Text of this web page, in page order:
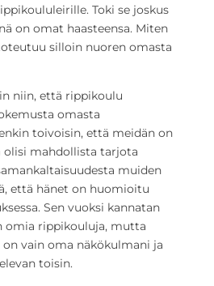
Toki se joskus
on omat haasteensa. Miten
silloin nuoren omasta
niin, että rippikoulu
omasta
toivoisin, että meidän on
olisi mahdollista tarjota
muiden
että hänet on huomioitu
Sen vuoksi kannatan
omia rippikouluja, mutta
vain oma näkökulmani ja
toisin.